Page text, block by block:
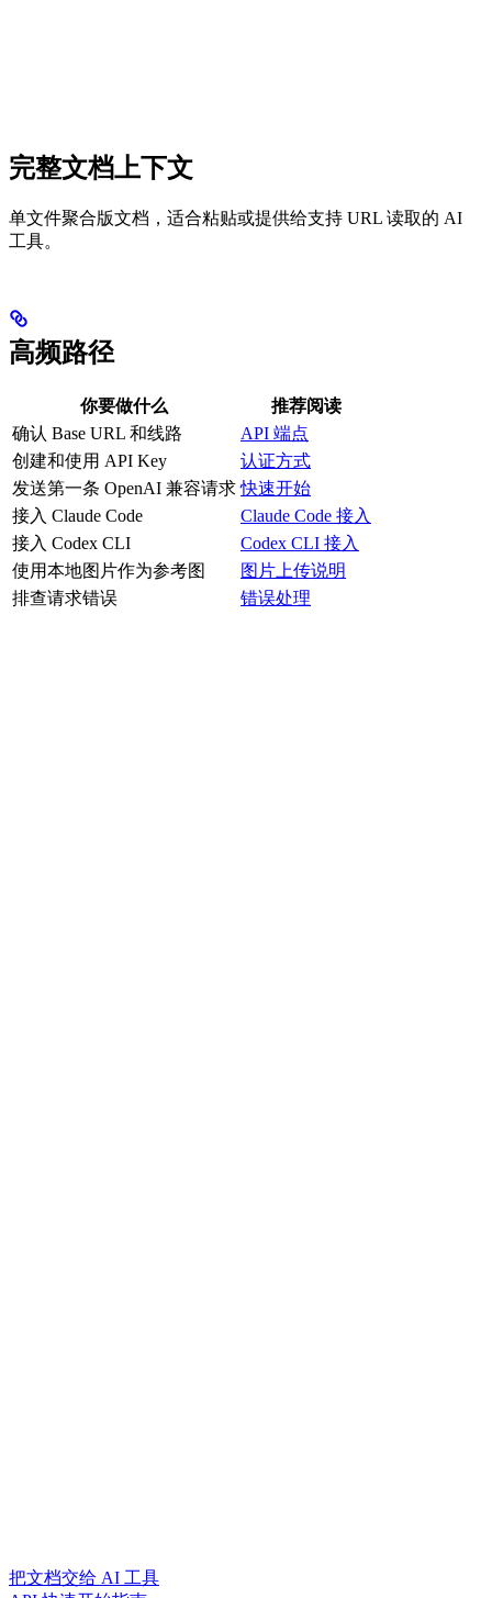
完整文档上下文
单文件聚合版文档，适合粘贴或提供给支持 URL 读取的 AI
工具。
高频路径
你要做什么
推荐阅读
确认 Base URL 和线路
API 端点
创建和使用 API Key
认证方式
发送第一条 OpenAI 兼容请求 快速开始
接入 Claude Code
Claude Code 接入
接入 Codex CLI
Codex CLI 接入
使用本地图片作为参考图
图片上传说明
排查请求错误
错误处理
把文档交给 AI 工具